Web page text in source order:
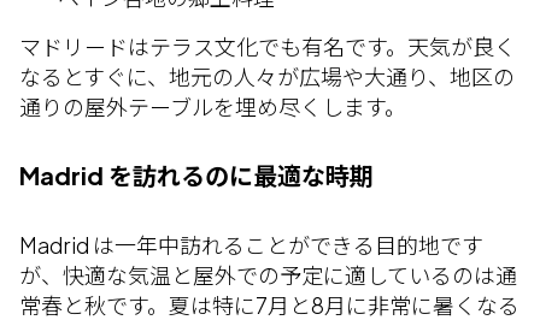
マドリードはテラス文化でも有名です。天気が良く
なるとすぐに、地元の人々が広場や大通り、地区の
通りの屋外テーブルを埋め尽くします。
Madrid を訪れるのに最適な時期
Madrid は一年中訪れることができる目的地です
が、快適な気温と屋外での予定に適しているのは通
常春と秋です。夏は特に7月と8月に非常に暑くなる